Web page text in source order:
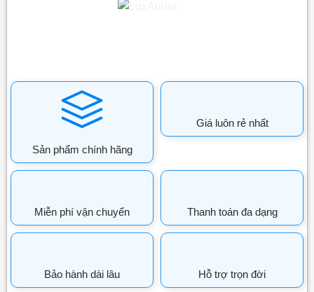
Sản phẩm chính hãng
Giá luôn rẻ nhất
Miễn phí vận chuyển Thanh toán đa dạng
Bảo hành dài lâu Hỗ trợ trọn đời